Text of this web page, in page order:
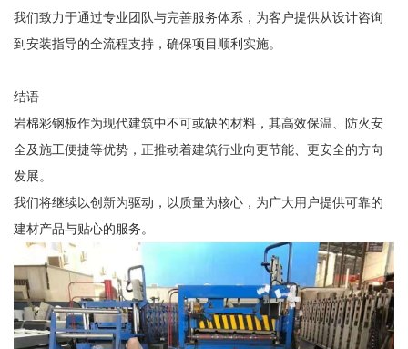
我们致力于通过专业团队与完善服务体系，为客户提供从设计咨询
到安装指导的全流程支持，确保项目顺利实施。
结语
岩棉彩钢板作为现代建筑中不可或缺的材料，其高效保温、防火安
全及施工便捷等优势，正推动着建筑行业向更节能、更安全的方向
发展。
我们将继续以创新为驱动，以质量为核心，为广大用户提供可靠的
建材产品与贴心的服务。